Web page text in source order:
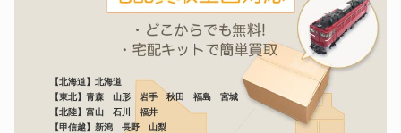
【北海道】北海道
【東北】青森 山形 岩手 秋田 福島 宮城
【北陸】富山 石川 福井
【甲信越】新潟 長野 山梨